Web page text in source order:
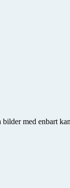
med enbart